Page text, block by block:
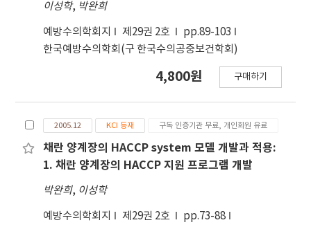
이성학, 박완희
예방수의학회지 제29권 2호
pp.89-103
한국예방수의학회(구 한국수의공중보건학회)
4,800원 구매하기
2005.12 KCI 등재 구독 인증기관 무료, 개인회원 유료
채란 양계장의 HACCP system 모델 개발과 적용:
1. 채란 양계장의 HACCP 지원 프로그램 개발
박완희, 이성학
예방수의학회지 제29권 2호
pp.73-88